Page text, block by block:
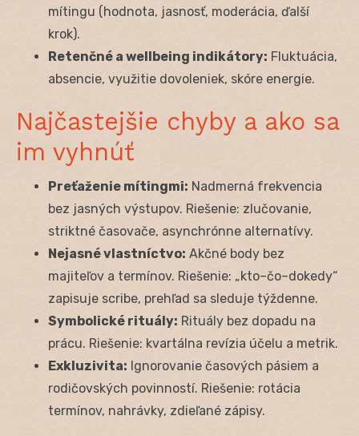
mítingu (hodnota, jasnosť, moderácia, ďalší
krok).
Retenčné a wellbeing indikátory: Fluktuácia,
absencie, využitie dovoleniek, skóre energie.
Najčastejšie chyby a ako sa
im vyhnúť
Preťaženie mítingmi: Nadmerná frekvencia
bez jasných výstupov. Riešenie: zlučovanie,
striktné časovače, asynchrónne alternatívy.
Nejasné vlastníctvo: Akčné body bez
majiteľov a termínov. Riešenie: „kto–čo–dokedy“
zapisuje scribe, prehľad sa sleduje týždenne.
Symbolické rituály: Rituály bez dopadu na
prácu. Riešenie: kvartálna revízia účelu a metrik.
Exkluzivita: Ignorovanie časových pásiem a
rodičovských povinností. Riešenie: rotácia
termínov, nahrávky, zdieľané zápisy.